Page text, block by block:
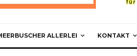
ALLERLEI KONTAKT